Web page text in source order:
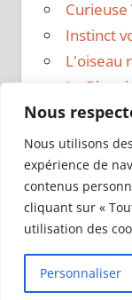
Nous
Nous utilisons
expérience de
contenus
cliquant sur «
utilisation des
Personnaliser
Curieuse
Instinct
L'oiseau
Le Blog
Le sac a
Madame
Voyages
Thème